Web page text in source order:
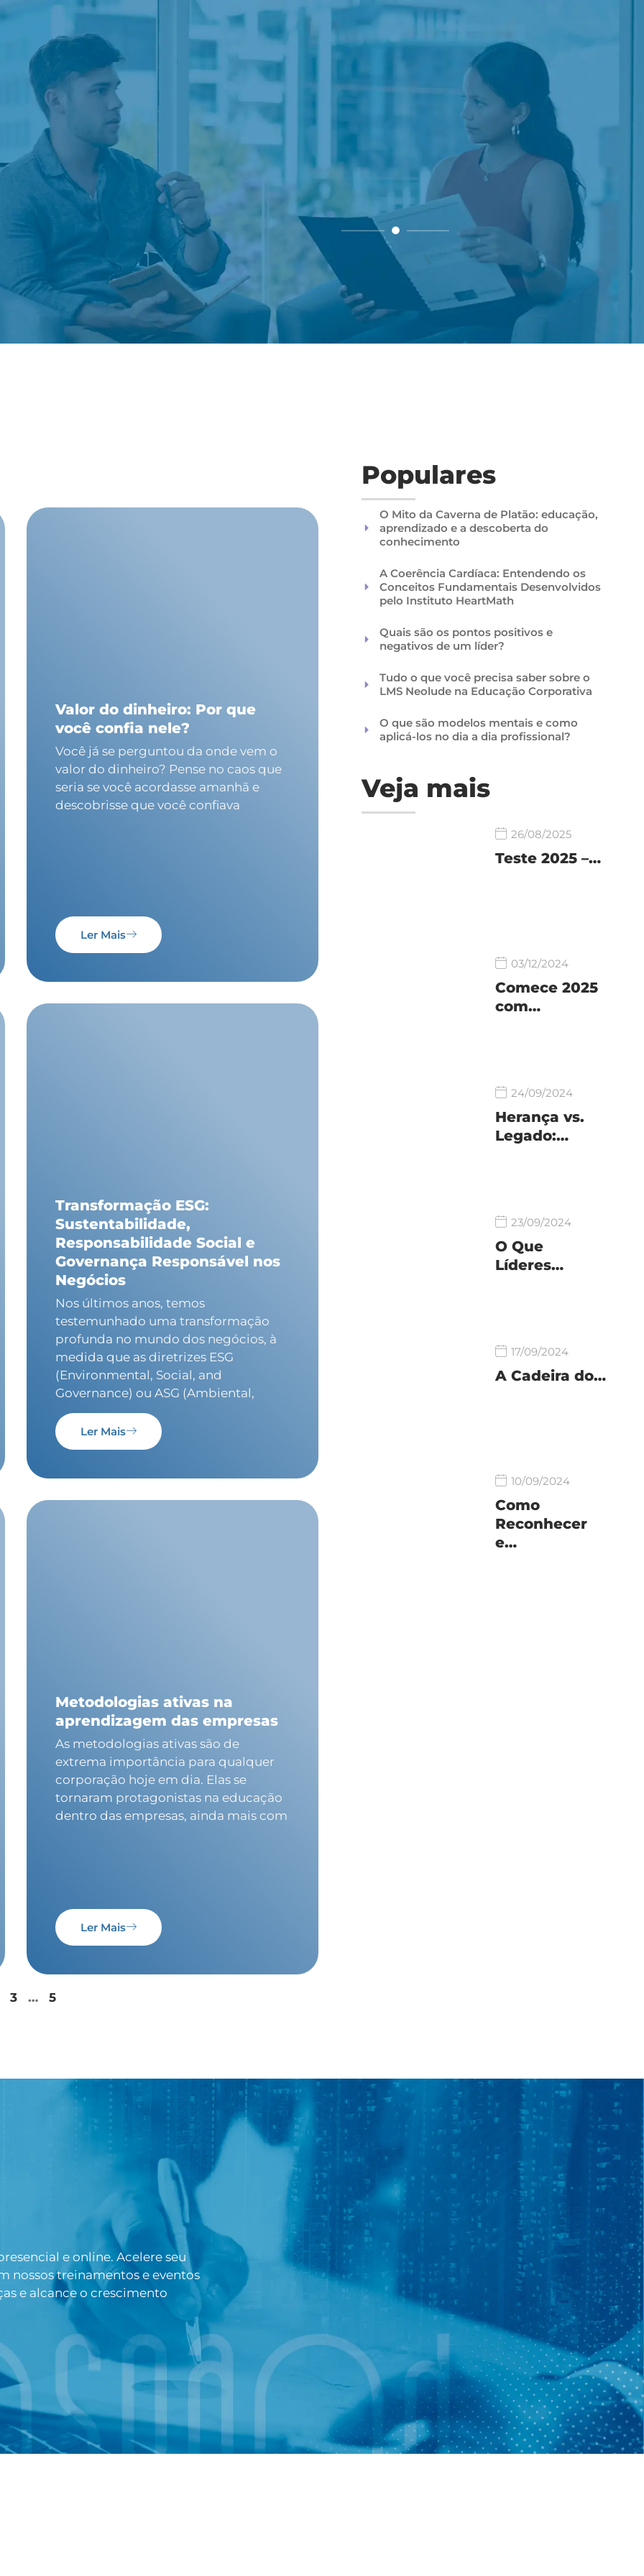
Valor do dinheiro: Por que
você confia nele?
Você já se perguntou da onde vem o
valor do dinheiro? Pense no caos que
seria se você acordasse amanhã e
descobrisse que você confiava
Ler Mais
Transformação ESG:
Sustentabilidade,
Responsabilidade Social e
Governança Responsável nos
Negócios
Nos últimos anos, temos
testemunhado uma transformação
profunda no mundo dos negócios, à
medida que as diretrizes ESG
(Environmental, Social, and
Governance) ou ASG (Ambiental,
Ler Mais
Metodologias ativas na
aprendizagem das empresas
As metodologias ativas são de
extrema importância para qualquer
corporação hoje em dia. Elas se
tornaram protagonistas na educação
dentro das empresas, ainda mais com
Ler Mais
3 … 5
Populares
O Mito da Caverna de Platão: educação,
aprendizado e a descoberta do
conhecimento
A Coerência Cardíaca: Entendendo os
Conceitos Fundamentais Desenvolvidos
pelo Instituto HeartMath
Quais são os pontos positivos e
negativos de um líder?
Tudo o que você precisa saber sobre o
LMS Neolude na Educação Corporativa
O que são modelos mentais e como
aplicá-los no dia a dia profissional?
Veja mais
26/08/2025
Teste 2025 –…
03/12/2024
Comece 2025
com…
24/09/2024
Herança vs.
Legado:…
23/09/2024
O Que
Líderes…
17/09/2024
A Cadeira do…
10/09/2024
Como
Reconhecer
e…
e online. Acelere seu
nossos treinamentos e eventos
e alcance o crescimento